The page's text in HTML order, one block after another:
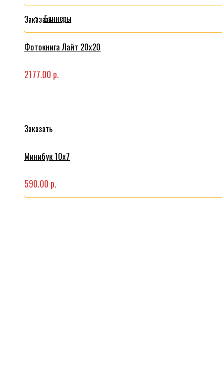
Заказать
Фотокнига Лайт 20x20
2177.00 р.
Заказать
Минибук 10х7
590.00 р.
Баннеры